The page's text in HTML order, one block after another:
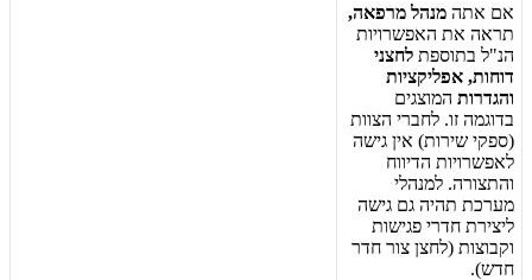
אם אתה מנהל מרפאה,
תראה את האפשרויות
הנ"ל בתוספת לחצני
דוחות, אפליקציות
והגדרות המוצגים
בדוגמה זו. לחברי הצוות
(ספקי שירות) אין גישה
לאפשרויות הדיווח
והתצורה. למנהלי
מערכת תהיה גם גישה
ליצירת חדרי פגישות
וקבוצות (לחצן צור חדר
חדש)
.